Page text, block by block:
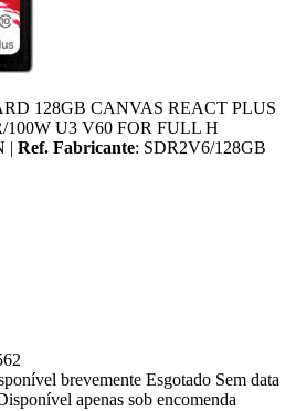
128GB CANVAS REACT PLUS
100W U3 V60 FOR FULL H
| Ref. Fabricante: SDR2V6/128GB
brevemente Esgotado Sem data
apenas sob encomenda